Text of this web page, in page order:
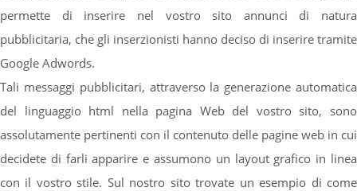
permette di inserire nel vostro sito annunci di natura
pubblicitaria, che gli inserzionisti hanno deciso di inserire tramite
Google Adwords.
Tali messaggi pubblicitari, attraverso la generazione automatica
del linguaggio html nella pagina Web del vostro sito, sono
assolutamente pertinenti con il contenuto delle pagine web in cui
decidete di farli apparire e assumono un layout grafico in linea
con il vostro stile. Sul nostro sito trovate un esempio di come